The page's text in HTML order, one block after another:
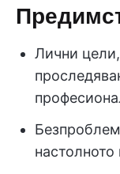
Лични